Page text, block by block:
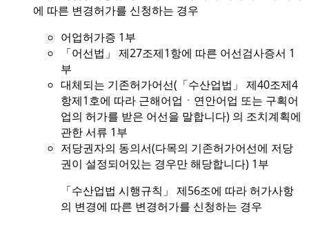
에 따른 변경허가를 신청하는 경우
어업허가증 1부
「어선법」 제27조제1항에 따른 어선검사증서 1
부
대체되는 기존허가어선(「수산업법」 제40조제4
항제1호에 따라 근해어업ㆍ연안어업 또는 구획어
업의 허가를 받은 어선을 말합니다) 의 조치계획에
관한 서류 1부
저당권자의 동의서(다목의 기존허가어선에 저당
권이 설정되어있는 경우만 해당합니다) 1부
「수산업법 시행규칙」 제56조에 따라 허가사항
의 변경에 따른 변경허가를 신청하는 경우